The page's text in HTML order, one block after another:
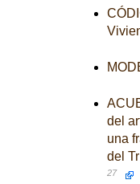
del
una
del
27